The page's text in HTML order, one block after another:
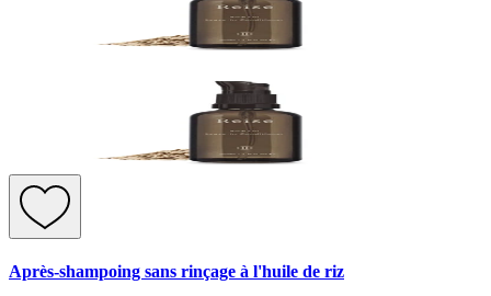
Après-shampoing sans rinçage à l'huile de riz